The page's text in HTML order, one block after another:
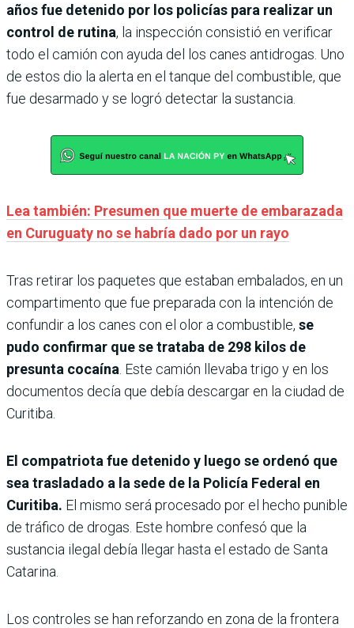
años fue detenido por los policías para realizar un
control de rutina, la inspección consistió en verificar
todo el camión con ayuda del los canes antidrogas. Uno
de estos dio la alerta en el tanque del combustible, que
fue desarmado y se logró detectar la sustancia.
Lea también: Presumen que muerte de embarazada
en Curuguaty no se habría dado por un rayo
Tras retirar los paquetes que estaban embalados, en un
compartimento que fue preparada con la intención de
confundir a los canes con el olor a combustible, se
pudo confirmar que se trataba de 298 kilos de
presunta cocaína . Este camión llevaba trigo y en los
documentos decía que debía descargar en la ciudad de
Curitiba.
El compatriota fue detenido y luego se ordenó que
sea trasladado a la sede de la Policía Federal en
Curitiba. El mismo será procesado por el hecho punible
de tráfico de drogas. Este hombre confesó que la
sustancia ilegal debía llegar hasta el estado de Santa
Catarina.
Los controles se han reforzando en zona de la frontera